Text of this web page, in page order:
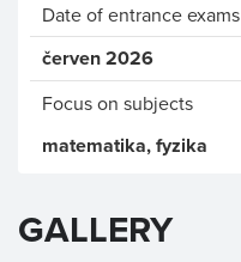
Date of entrance exams
červen 2026
Focus on subjects
matematika, fyzika
GALLERY